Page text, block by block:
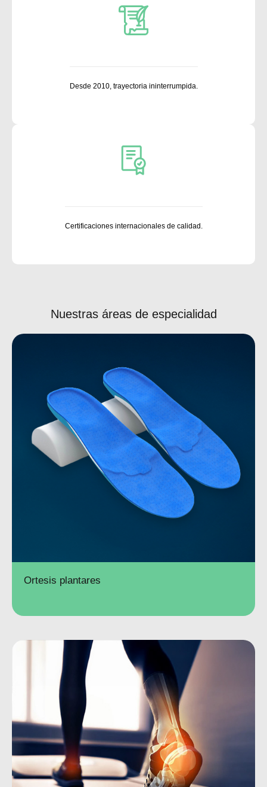
Desde 2010, trayectoria ininterrumpida.
Certificaciones internacionales de calidad.
Nuestras áreas de especialidad
Ortesis plantares